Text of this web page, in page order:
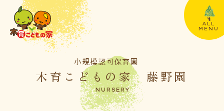
ALL
MENU
小規模認可保育園
木育こどもの家 藤野園
NURSERY